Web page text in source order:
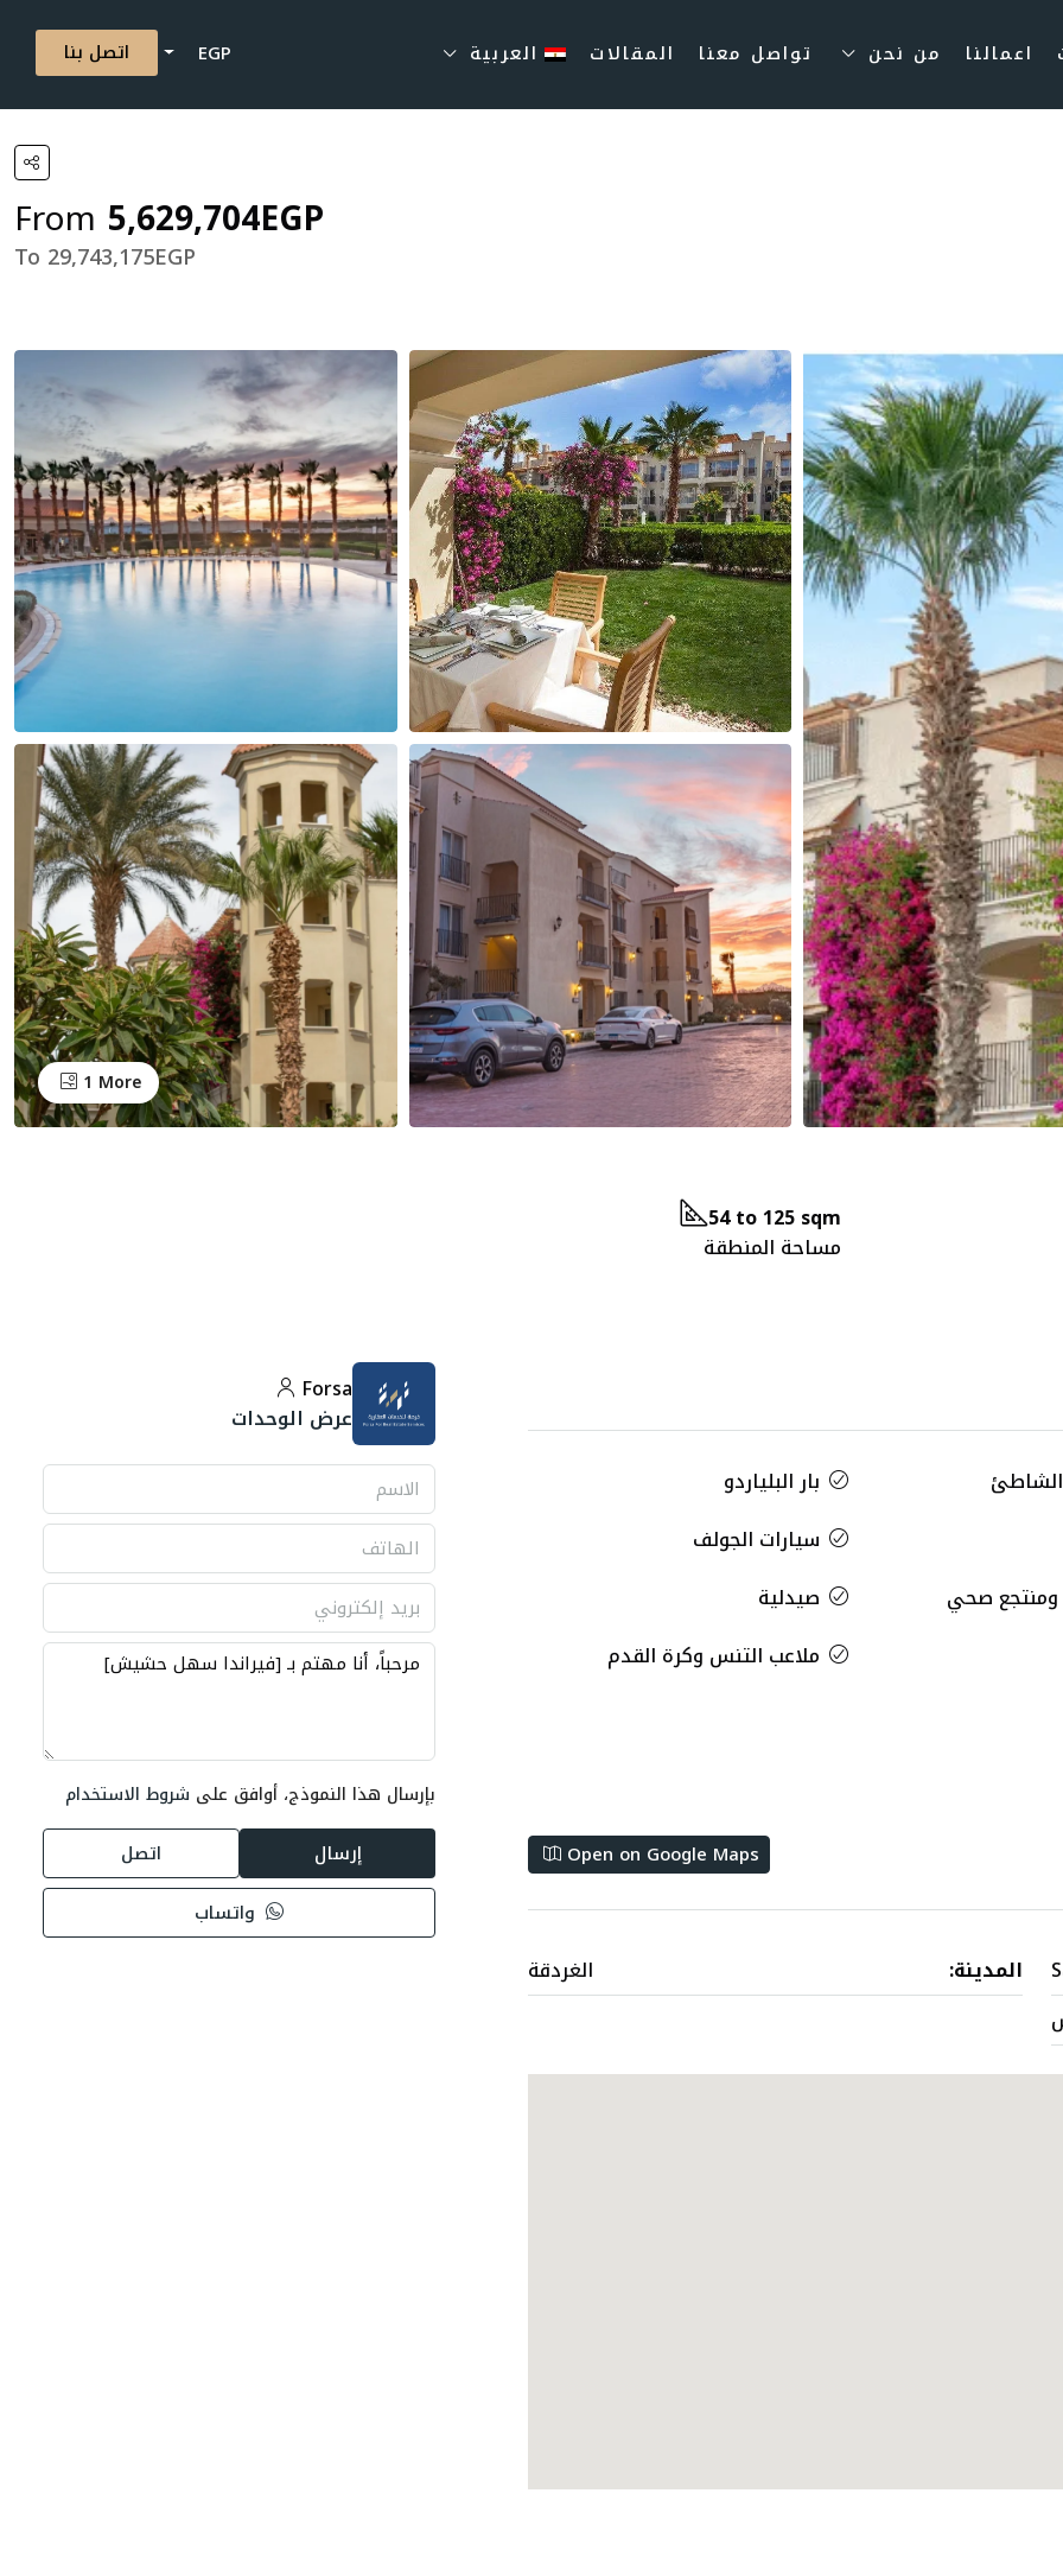
اعمالنا من نحن تواصل معنا المقالات العربية EGP اتصل بنا
From 5,629,704EGP
29,743,175EGP
1 More
54 to 125 sqm
مساحة المنطقة
بار البلياردو
سيارات الجولف
ومنتجع صحي
صيدلية
ملاعب التنس وكرة القدم
Open on Google Maps
المدينة:
الغردقة
Forsa
عرض الوحدات
بإرسال هذا النموذج، أوافق على شروط الاستخدام
إرسال
اتصل
واتساب